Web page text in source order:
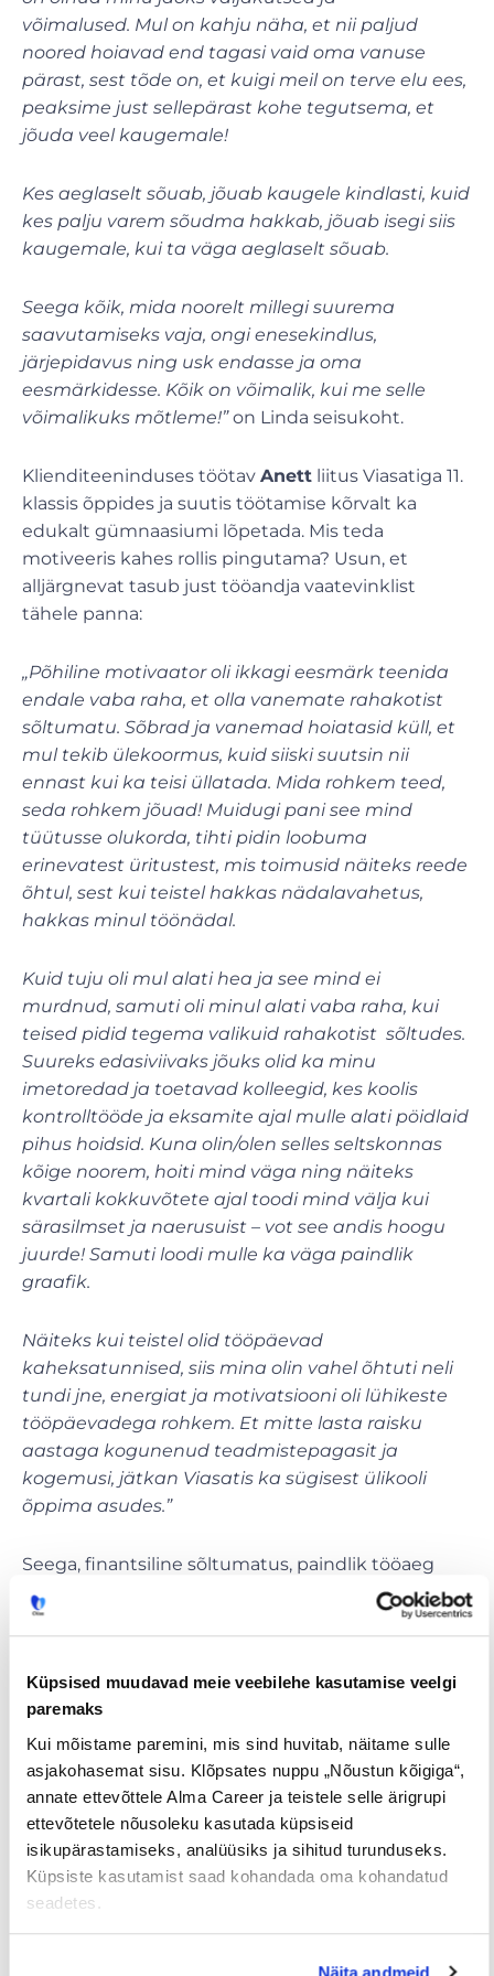
Küpsised muudavad meie veebilehe kasutamise veelgi
paremaks
Kui mõistame paremini, mis sind huvitab, näitame sulle
asjakohasemat sisu. Klõpsates nuppu „Nõustun kõigiga“,
annate ettevõttele Alma Career ja teistele selle ärigrupi
ettevõtetele nõusoleku kasutada küpsiseid
isikupärastamiseks, analüüsiks ja sihitud turunduseks.
Küpsiste kasutamist saad kohandada oma kohandatud
seadetes.
Näita andmeid
võimalused. Mul on kahju näha, et nii paljud
noored hoiavad end tagasi vaid oma vanuse
pärast, sest tõde on, et kuigi meil on terve elu ees,
peaksime just sellepärast kohe tegutsema, et
jõuda veel kaugemale!
Kes aeglaselt sõuab, jõuab kaugele kindlasti, kuid
kes palju varem sõudma hakkab, jõuab isegi siis
kaugemale, kui ta väga aeglaselt sõuab.
Seega kõik, mida noorelt millegi suurema
saavutamiseks vaja, ongi enesekindlus,
järjepidavus ning usk endasse ja oma
eesmärkidesse. Kõik on võimalik, kui me selle
võimalikuks mõtleme!”on Linda seisukoht.
Klienditeeninduses töötav Anett liitus Viasatiga 11.
klassis õppides ja suutis töötamise kõrvalt ka
edukalt gümnaasiumi lõpetada. Mis teda
motiveeris kahes rollis pingutama? Usun, et
alljärgnevat tasub just tööandja vaatevinklist
tähele panna:
„Põhiline motivaator oli ikkagi eesmärk teenida
endale vaba raha, et olla vanemate rahakotist
sõltumatu. Sõbrad ja vanemad hoiatasid küll, et
mul tekib ülekoormus, kuid siiski suutsin nii
ennast kui ka teisi üllatada. Mida rohkem teed,
seda rohkem jõuad! Muidugi pani see mind
tüütusse olukorda, tihti pidin loobuma
erinevatest üritustest, mis toimusid näiteks reede
õhtul, sest kui teistel hakkas nädalavahetus,
hakkas minul töönädal.
Kuid tuju oli mul alati hea ja see mind ei
murdnud, samuti oli minul alati vaba raha, kui
teised pidid tegema valikuid rahakotist sõltudes.
Suureks edasiviivaks jõuks olid ka minu
imetoredad ja toetavad kolleegid, kes koolis
kontrolltööde ja eksamite ajal mulle alati pöidlaid
pihus hoidsid. Kuna olin/olen selles seltskonnas
kõige noorem, hoiti mind väga ning näiteks
kvartali kokkuvõtete ajal toodi mind välja kui
särasilmset ja naerusuist – vot see andis hoogu
juurde! Samuti loodi mulle ka väga paindlik
graafik.
Näiteks kui teistel olid tööpäevad
kaheksatunnised, siis mina olin vahel õhtuti neli
tundi jne, energiat ja motivatsiooni oli lühikeste
tööpäevadega rohkem. Et mitte lasta raisku
aastaga kogunenud teadmistepagasit ja
kogemusi, jätkan Viasatis ka sügisest ülikooli
õppima asudes.”
Seega, finantsiline sõltumatus, paindlik tööaeg
ning uued kogemused ja eneseareng on noorte
jaoks tööturule sisenedes paljuski peamised
pakkuma ja võimalikult paindlikult tegutsema.
Võita on kindlasti palju ja edaspidises tööandja
brändingus võib olla vägagi väärtuslik, kui noored
edukad inimesed teie ettevõtet hea sõnaga
meenutavad!
Tööpakkumised
palgaga töö
kodukontor